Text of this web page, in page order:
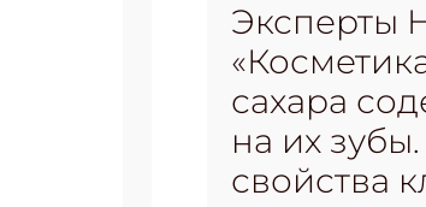
Эксперты
сахара
на их
свойства